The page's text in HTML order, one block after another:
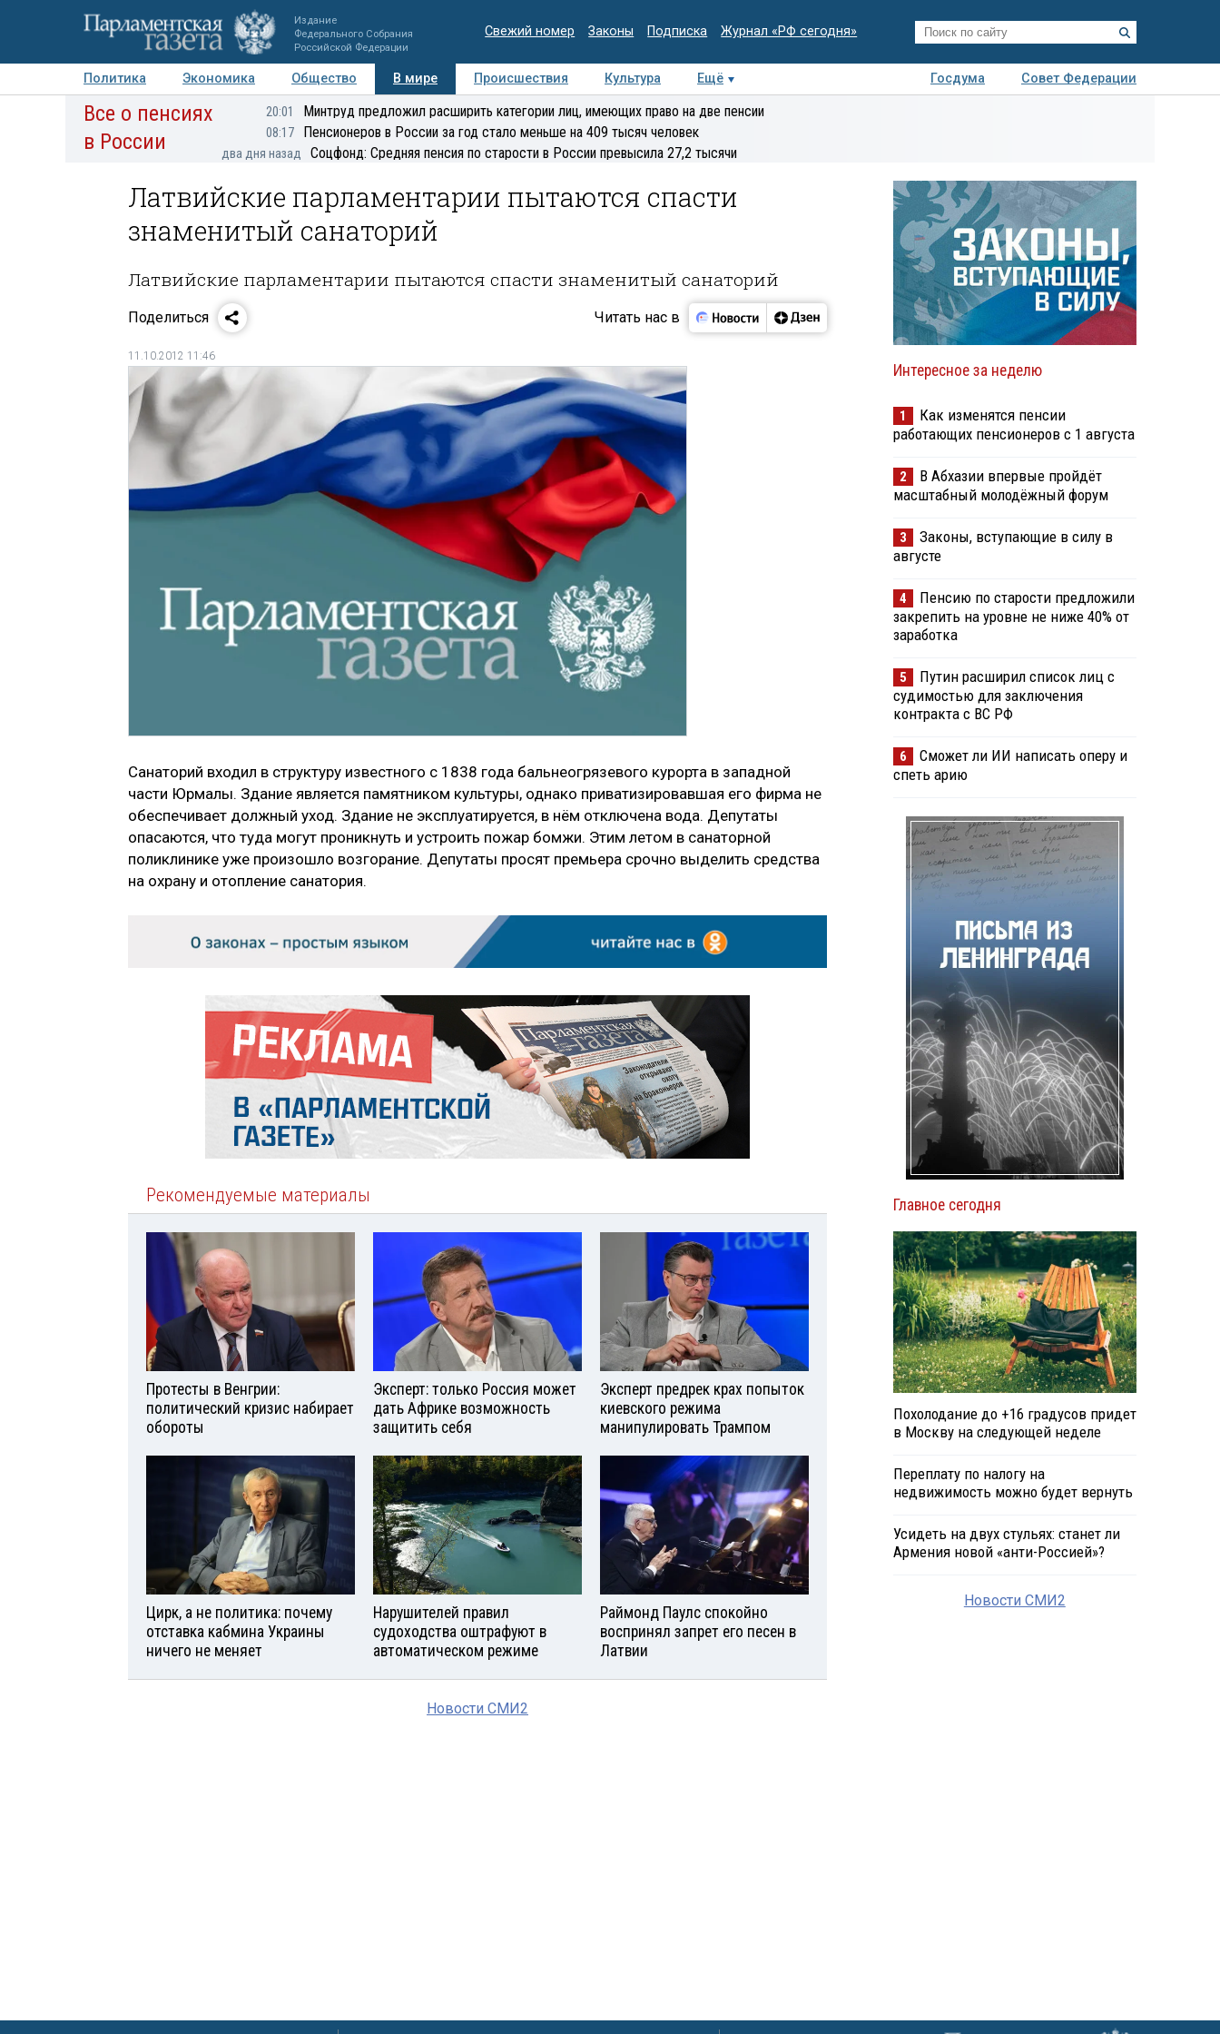
Издание
Федерального Собрания
Российской Федерации
Свежий номер Законы Подписка Журнал «РФ сегодня»
Политика Экономика Общество В мире Происшествия Культура Ещё Госдума
Совет Федерации
Авторы Персоны Мнения Регионы Медиацентр Интервью Колумнисты
Деловая
Все о пенсиях
в России
20:01 Минтруд предложил расширить категории лиц, имеющих право на две пенсии
08:17 Пенсионеров в России за год стало меньше на 409 тысяч человек
два дня назад Соцфонд: Средняя пенсия по старости в России превысила 27,2 тысячи
Латвийские парламентарии пытаются спасти
знаменитый санаторий
Латвийские парламентарии пытаются спасти знаменитый санаторий
Поделиться Читать нас в
11.10.2012 11:46
Санаторий входил в структуру известного с 1838 года бальнеогрязевого курорта в западной
части Юрмалы. Здание является памятником культуры, однако приватизировавшая его фирма не
обеспечивает должный уход. Здание не эксплуатируется, в нём отключена вода. Депутаты
опасаются, что туда могут проникнуть и устроить пожар бомжи. Этим летом в санаторной
поликлинике уже произошло возгорание. Депутаты просят премьера срочно выделить средства
на охрану и отопление санатория.
Рекомендуемые материалы
Протесты в Венгрии:
политический кризис набирает
обороты
Эксперт: только Россия может
дать Африке возможность
защитить себя
Эксперт предрек крах попыток
киевского режима
манипулировать Трампом
Цирк, а не политика: почему
отставка кабмина Украины
ничего не меняет
Нарушителей правил
судоходства оштрафуют в
автоматическом режиме
Раймонд Паулс спокойно
воспринял запрет его песен в
Латвии
Новости СМИ2
Интересное за неделю
1
Как изменятся пенсии
работающих пенсионеров с 1 августа
2
В Абхазии впервые пройдёт
масштабный молодёжный форум
3
Законы, вступающие в силу в
августе
4
Пенсию по старости предложили
закрепить на уровне не ниже 40% от
заработка
5
Путин расширил список лиц с
судимостью для заключения
контракта с ВС РФ
6
Сможет ли ИИ написать оперу и
спеть арию
Главное сегодня
Похолодание до +16 градусов придет
в Москву на следующей неделе
Переплату по налогу на
недвижимость можно будет вернуть
Усидеть на двух стульях: станет ли
Армения новой «анти-Россией»?
Новости СМИ2